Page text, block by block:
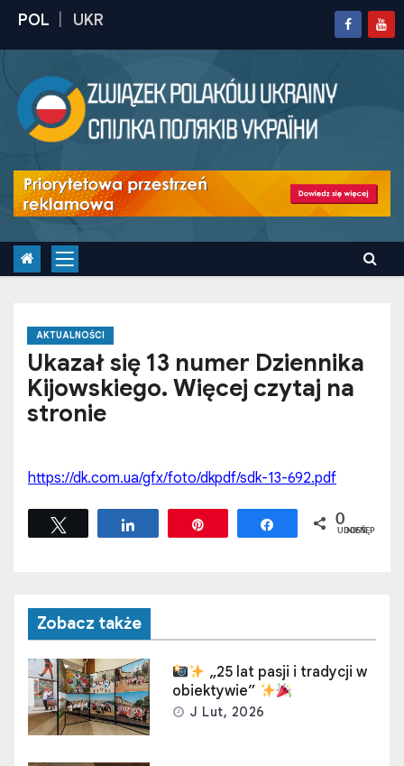
t
AKTUALNOŚCI
Ukazał się 13 numer Dziennika
Kijowskiego. Więcej czytaj na
stronie
https://dk.com.ua/gfx/foto/dkpdf/sdk-13-692.pdf
Udostępnij Udostępnij
0
UDOSTĘPNIEŃ
Zobacz także
„25 lat pasji i tradycji w
obiektywie”
J Lut, 2026